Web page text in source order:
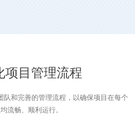
项目管理流程
队和完善的管理流程，以确保项目在每个
流畅、顺利运行。